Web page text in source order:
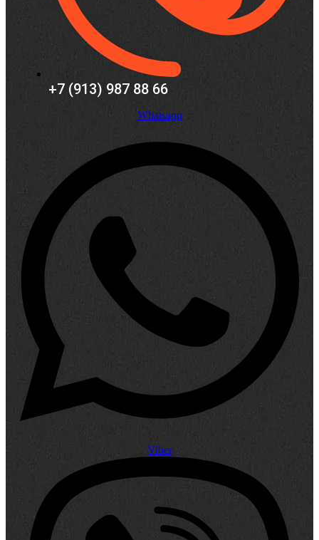
+7 (913) 987 88 66
Whatsapp
Viber